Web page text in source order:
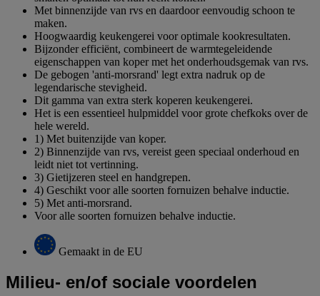
Met binnenzijde van rvs en daardoor eenvoudig schoon te
maken.
Hoogwaardig keukengerei voor optimale kookresultaten.
Bijzonder efficiënt, combineert de warmtegeleidende
eigenschappen van koper met het onderhoudsgemak van rvs.
De gebogen 'anti-morsrand' legt extra nadruk op de
legendarische stevigheid.
Dit gamma van extra sterk koperen keukengerei.
Het is een essentieel hulpmiddel voor grote chefkoks over de
hele wereld.
1) Met buitenzijde van koper.
2) Binnenzijde van rvs, vereist geen speciaal onderhoud en
leidt niet tot vertinning.
3) Gietijzeren steel en handgrepen.
4) Geschikt voor alle soorten fornuizen behalve inductie.
5) Met anti-morsrand.
Voor alle soorten fornuizen behalve inductie.
Gemaakt in de EU
Milieu- en/of sociale voordelen